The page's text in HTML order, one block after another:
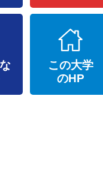
この大学
のHP